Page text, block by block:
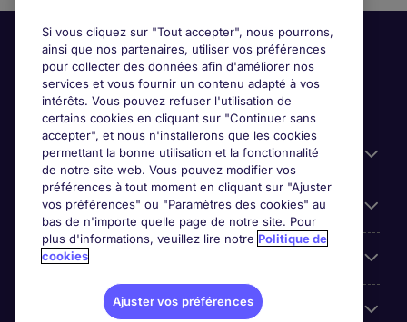
Candidats
Entreprises
Contact
Les avis Google
Si vous cliquez sur "Tout accepter", nous pourrons,
ainsi que nos partenaires, utiliser vos préférences
pour collecter des données afin d'améliorer nos
services et vous fournir un contenu adapté à vos
intérêts. Vous pouvez refuser l'utilisation de
certains cookies en cliquant sur "Continuer sans
accepter", et nous n'installerons que les cookies
permettant la bonne utilisation et la fonctionnalité
de notre site web. Vous pouvez modifier vos
préférences à tout moment en cliquant sur "Ajuster
vos préférences" ou "Paramètres des cookies" au
bas de n'importe quelle page de notre site. Pour
plus d'informations, veuillez lire notre Politique de
cookies
Ajuster vos préférences